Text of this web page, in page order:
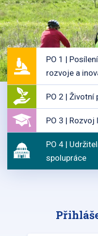
PO 1 |
rozvoje a
PO 2 |
PO 3 |
PO 4 |
spolupráce